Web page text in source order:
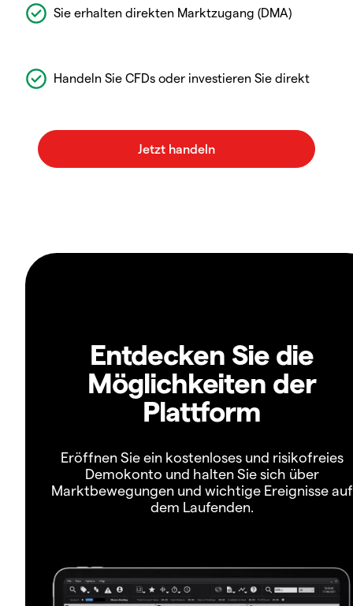
Sie erhalten direkten Marktzugang (DMA)
Handeln Sie CFDs oder investieren Sie direkt
Entdecken Sie die
Möglichkeiten der
Plattform
Eröffnen Sie ein kostenloses und risikofreies
Demokonto und halten Sie sich über
Marktbewegungen und wichtige Ereignisse auf
dem Laufenden.